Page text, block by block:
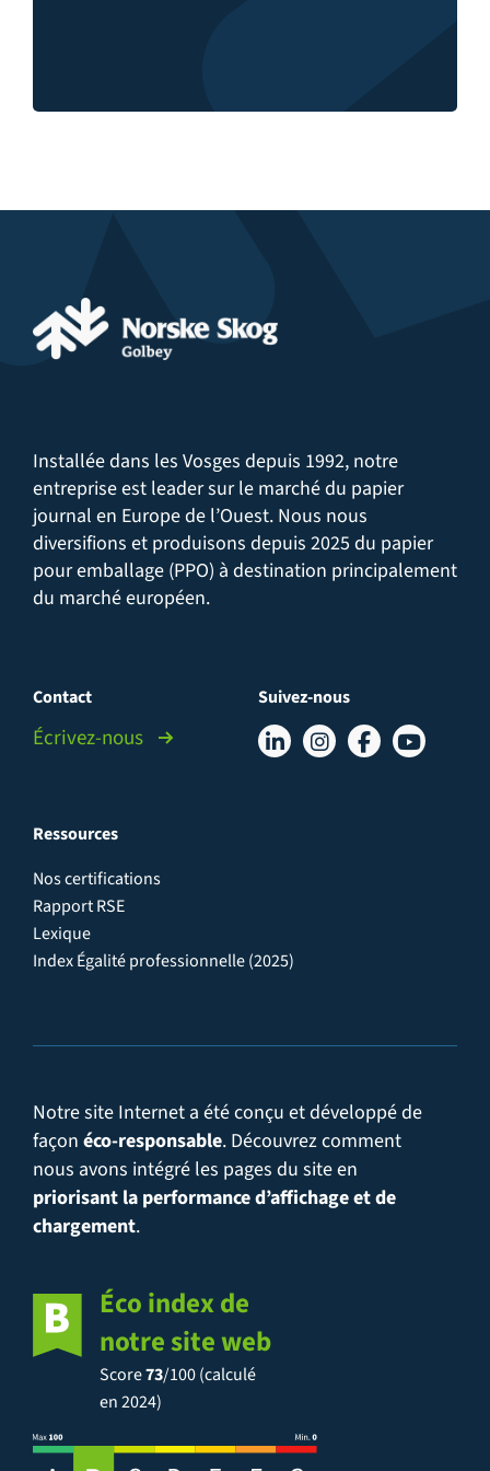
Installée dans les Vosges depuis 1992, notre
entreprise est leader sur le marché du papier
journal en Europe de l’Ouest. Nous nous
diversifions et produisons depuis 2025 du papier
pour emballage (PPO) à destination principalement
du marché européen.
Contact
Écrivez-nous
Suivez-nous
Ressources
Nos certifications
Rapport RSE
Lexique
Index Égalité professionnelle (2025)
Notre site Internet a été conçu et développé de
façon éco-responsable. Découvrez comment
nous avons intégré les pages du site en
priorisant la performance d’affichage et de
chargement.
Éco index de
notre site web
Score73/100 (calculé
en 2024)